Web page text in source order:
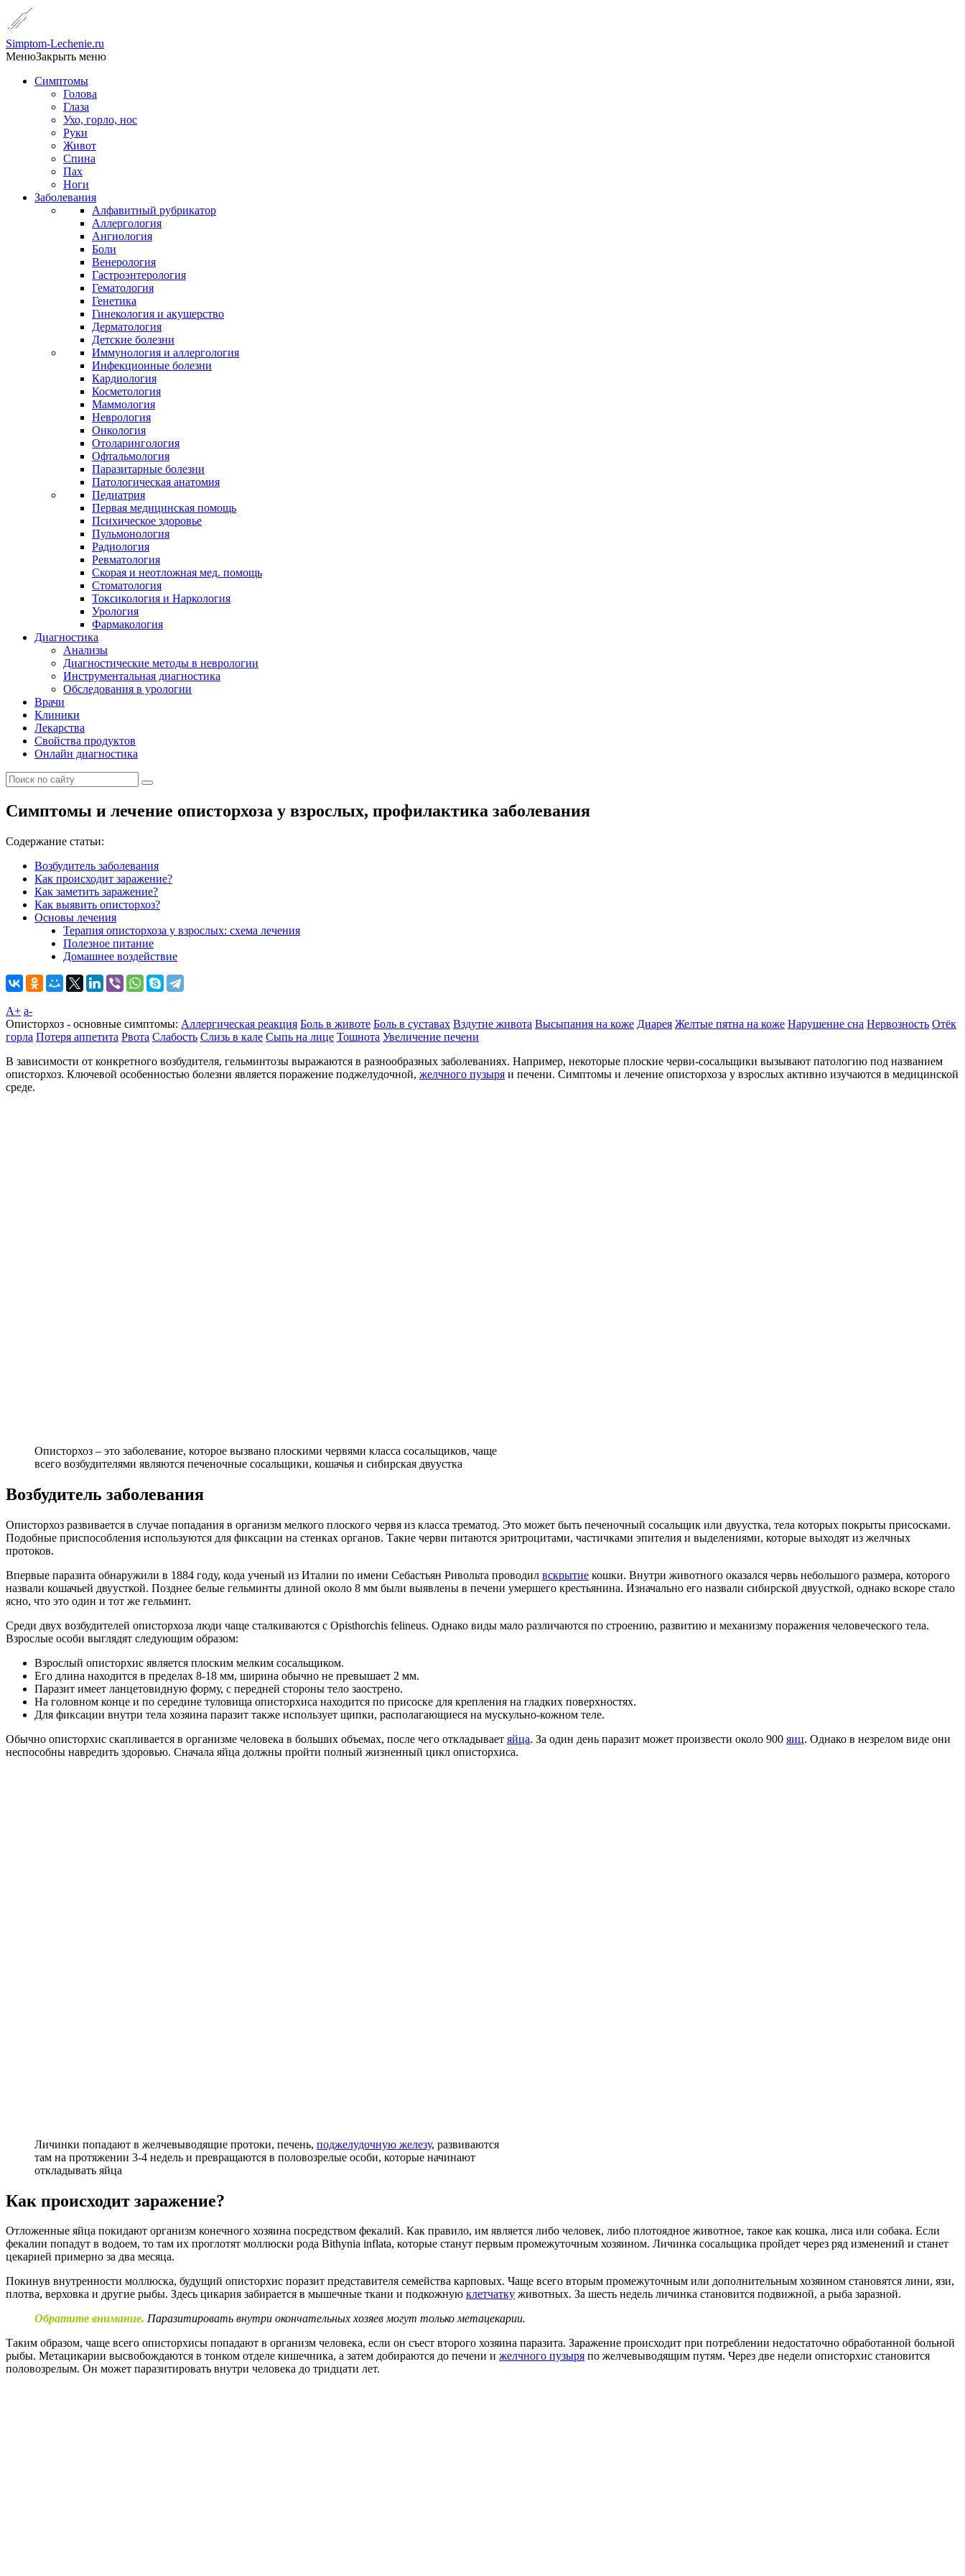
Simptom-Lechenie.ru
МенюЗакрыть меню
Симптомы
Голова
Глаза
Ухо, горло, нос
Руки
Живот
Спина
Пах
Ноги
Заболевания
Алфавитный рубрикатор
Аллергология
Ангиология
Боли
Венерология
Гастроэнтерология
Гематология
Генетика
Гинекология и акушерство
Дерматология
Детские болезни
Иммунология и аллергология
Инфекционные болезни
Кардиология
Косметология
Маммология
Неврология
Онкология
Отоларингология
Офтальмология
Паразитарные болезни
Патологическая анатомия
Педиатрия
Первая медицинская помощь
Психическое здоровье
Пульмонология
Радиология
Ревматология
Скорая и неотложная мед. помощь
Стоматология
Токсикология и Наркология
Урология
Фармакология
Диагностика
Анализы
Диагностические методы в неврологии
Инструментальная диагностика
Обследования в урологии
Врачи
Клиники
Лекарства
Свойства продуктов
Онлайн диагностика
Симптомы и лечение описторхоза у взрослых, профилактика заболевания
Содержание статьи:
Возбудитель заболевания
Как происходит заражение?
Как заметить заражение?
Как выявить описторхоз?
Основы лечения
Терапия описторхоза у взрослых: схема лечения
Полезное питание
Домашнее воздействие
A+ а-
Описторхоз - основные симптомы: Аллергическая реакция Боль в животе Боль в суставах Вздутие живота Высыпания на коже Диарея Желтые пятна на коже Нарушение сна Нервозность Отёк
горла Потеря аппетита Рвота Слабость Слизь в кале Сыпь на лице Тошнота Увеличение печени
В зависимости от конкретного возбудителя, гельминтозы выражаются в разнообразных заболеваниях. Например, некоторые плоские черви-сосальщики вызывают патологию под названием
описторхоз. Ключевой особенностью болезни является поражение поджелудочной, желчного пузыря и печени. Симптомы и лечение описторхоза у взрослых активно изучаются в медицинской
среде.
Описторхоз – это заболевание, которое вызвано плоскими червями класса сосальщиков, чаще
всего возбудителями являются печеночные сосальщики, кошачья и сибирская двуустка
Возбудитель заболевания
Описторхоз развивается в случае попадания в организм мелкого плоского червя из класса трематод. Это может быть печеночный сосальщик или двуустка, тела которых покрыты присосками.
Подобные приспособления используются для фиксации на стенках органов. Такие черви питаются эритроцитами, частичками эпителия и выделениями, которые выходят из желчных
протоков.
Впервые паразита обнаружили в 1884 году, кода ученый из Италии по имени Себастьян Ривольта проводил вскрытие кошки. Внутри животного оказался червь небольшого размера, которого
назвали кошачьей двуусткой. Позднее белые гельминты длиной около 8 мм были выявлены в печени умершего крестьянина. Изначально его назвали сибирской двуусткой, однако вскоре стало
ясно, что это один и тот же гельминт.
Среди двух возбудителей описторхоза люди чаще сталкиваются с Opisthorchis felineus. Однако виды мало различаются по строению, развитию и механизму поражения человеческого тела.
Взрослые особи выглядят следующим образом:
Взрослый описторхис является плоским мелким сосальщиком.
Его длина находится в пределах 8-18 мм, ширина обычно не превышает 2 мм.
Паразит имеет ланцетовидную форму, с передней стороны тело заострено.
На головном конце и по середине туловища описторхиса находится по присоске для крепления на гладких поверхностях.
Для фиксации внутри тела хозяина паразит также использует щипки, располагающиеся на мускульно-кожном теле.
Обычно описторхис скапливается в организме человека в больших объемах, после чего откладывает яйца. За один день паразит может произвести около 900 яиц. Однако в незрелом виде они
неспособны навредить здоровью. Сначала яйца должны пройти полный жизненный цикл описторхиса.
Личинки попадают в желчевыводящие протоки, печень, поджелудочную железу, развиваются
там на протяжении 3-4 недель и превращаются в половозрелые особи, которые начинают
откладывать яйца
Как происходит заражение?
Отложенные яйца покидают организм конечного хозяина посредством фекалий. Как правило, им является либо человек, либо плотоядное животное, такое как кошка, лиса или собака. Если
фекалии попадут в водоем, то там их проглотят моллюски рода Bithynia inflata, которые станут первым промежуточным хозяином. Личинка сосальщика пройдет через ряд изменений и станет
цекарией примерно за два месяца.
Покинув внутренности моллюска, будущий описторхис поразит представителя семейства карповых. Чаще всего вторым промежуточным или дополнительным хозяином становятся лини, язи,
плотва, верховка и другие рыбы. Здесь цикария забирается в мышечные ткани и подкожную клетчатку животных. За шесть недель личинка становится подвижной, а рыба заразной.
Обратите внимание. Паразитировать внутри окончательных хозяев могут только метацекарии.
Таким образом, чаще всего описторхисы попадают в организм человека, если он съест второго хозяина паразита. Заражение происходит при потреблении недостаточно обработанной больной
рыбы. Метацикарии высвобождаются в тонком отделе кишечника, а затем добираются до печени и желчного пузыря по желчевыводящим путям. Через две недели описторхис становится
половозрелым. Он может паразитировать внутри человека до тридцати лет.